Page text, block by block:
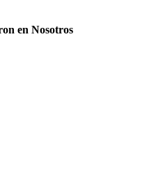
en Nosotros